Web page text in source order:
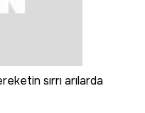
sırrı arılarda